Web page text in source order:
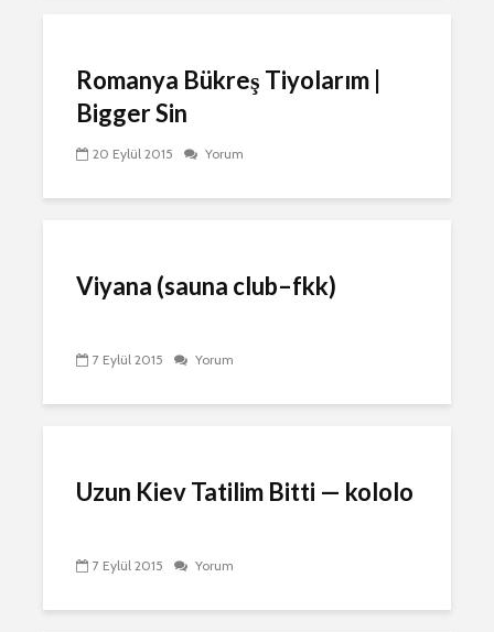
Romanya Bükreş Tiyolarım |
20 Eylül 2015 Yorum
Viyana (sauna club–fkk)
7 Eylül 2015 Yorum
Uzun Kiev Tatilim Bitti — kololo
7 Eylül 2015 Yorum